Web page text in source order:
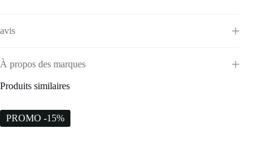
avis
À propos des marques
Produits similaires
PROMO -15%